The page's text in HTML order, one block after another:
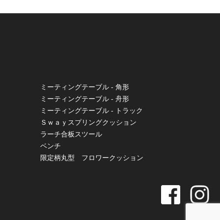
ミーティングテーブル - 角形
ミーティングテーブル - 舟形
ミーティングテーブル - トラック
Ｓｗａｙスプリングクッション
ラーチ合板スツール
ベンチ
限定柄丸型 フロワークッション